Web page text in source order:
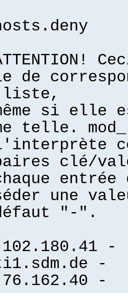
de
liste,
si elle
telle.
clé/
une
"-".
-
-
-